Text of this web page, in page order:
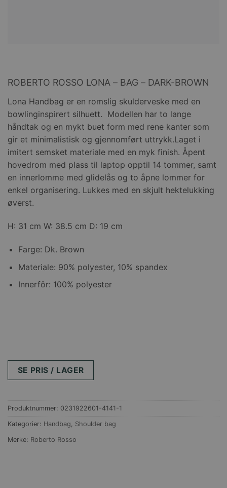
ROBERTO ROSSO LONA – BAG – DARK-BROWN
Lona Handbag er en romslig skulderveske med en
bowlinginspirert silhuett. Modellen har to lange
håndtak og en mykt buet form med rene kanter som
gir et minimalistisk og gjennomført uttrykk.Laget i
imitert semsket materiale med en myk finish. Åpent
hovedrom med plass til laptop opptil 14 tommer, samt
en innerlomme med glidelås og to åpne lommer for
enkel organisering. Lukkes med en skjult hektelukking
øverst.
H: 31 cm W: 38.5 cm D: 19 cm
Farge: Dk. Brown
Materiale: 90% polyester, 10% spandex
Innerfôr: 100% polyester
SE PRIS / LAGER
Produktnummer: 0231922601-4141-1
Kategorier: Handbag, Shoulder bag
Merke: Roberto Rosso